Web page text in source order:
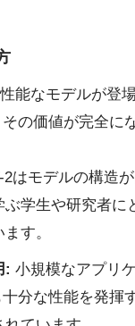
能なモデルが登
の価値が完全に
2はモデルの構造
学生や研究者
す。
: 小規模なアプリ
分な性能を発